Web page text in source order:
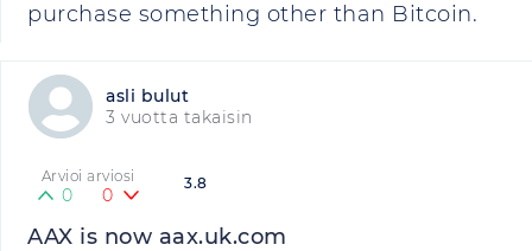
purchase something other than Bitcoin.
asli bulut
3 vuotta takaisin
3.8
Arvioi arviosi
0 0
AAX is now aax.uk.com